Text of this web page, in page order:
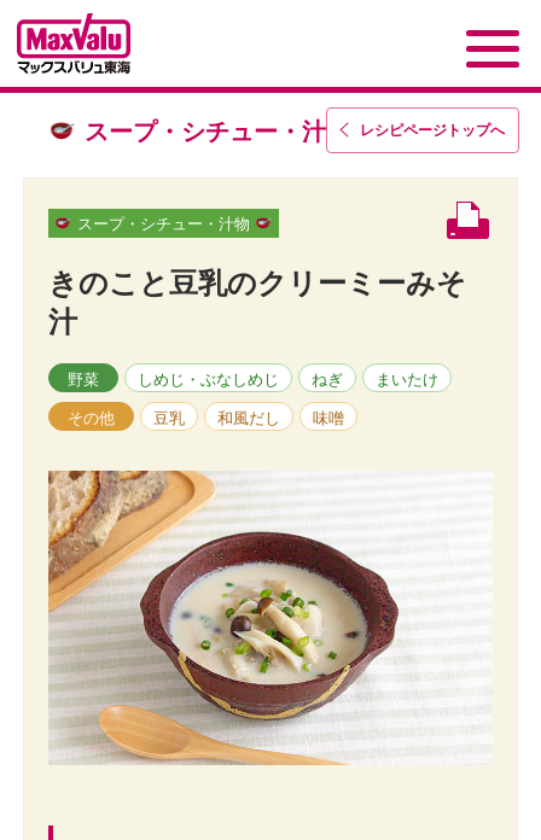
レシピページトップへ
スープ・シチュー・汁物
スープ・シチュー・汁物
きのこと豆乳のクリーミーみそ
汁
野菜 しめじ・ぶなしめじ ねぎ まいたけ
その他 豆乳 和風だし 味噌